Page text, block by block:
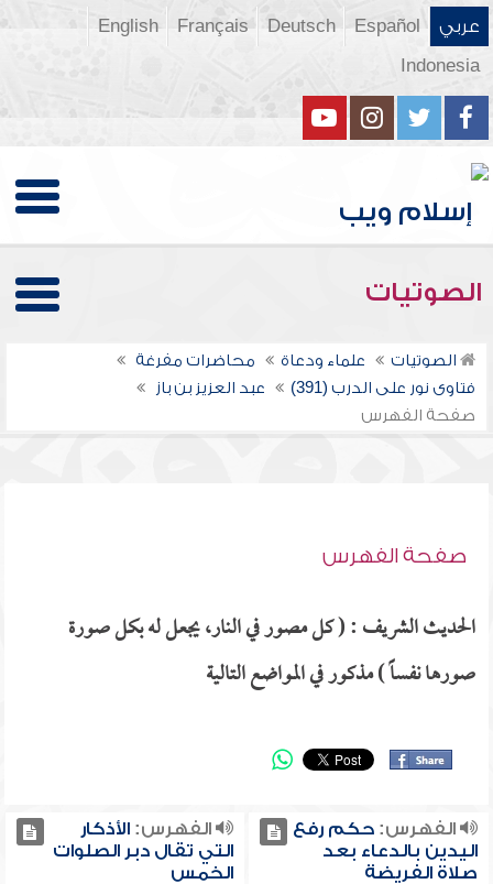
عربي Español
Deutsch
Français
English
Indonesia
الصوتيات
الصوتيات علماء ودعاة
محاضرات مفرغة
فتاوى نور على الدرب (391)
عبد العزيز بن باز
صفحة الفهرس
صفحة الفهرس
الحديث الشريف : ( كل مصور في النار، يجعل له بكل صورة
صورها نفساً ) مذكور في المواضع التالية
الفهرس:حكم رفع
اليدين بالدعاء بعد
صلاة الفريضة
الفهرس:الأذكار
التي تقال دبر الصلوات
الخمس